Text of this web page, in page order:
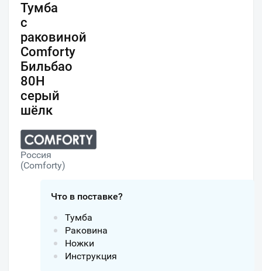
Тумба
с
раковиной
Comforty
Бильбао
80Н
серый
шёлк
Россия
(Comforty)
Что в поставке?
Тумба
Раковина
Ножки
Инструкция